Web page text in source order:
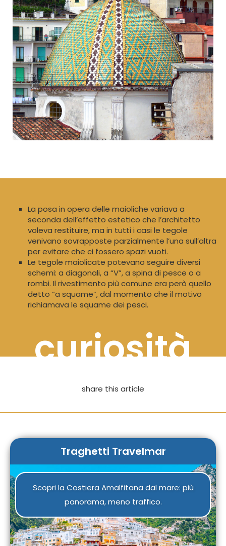
La posa in opera delle maioliche variava a
seconda dell’effetto estetico che l’architetto
voleva restituire, ma in tutti i casi le tegole
venivano sovrapposte parzialmente l’una sull’altra
per evitare che ci fossero spazi vuoti.
Le tegole maiolicate potevano seguire diversi
schemi: a diagonali, a “V”, a spina di pesce o a
rombi. Il rivestimento più comune era però quello
detto “a squame”, dal momento che il motivo
richiamava le squame dei pesci.
curiosità
share this article
Traghetti Travelmar
Scopri la Costiera Amalfitana dal mare: più
panorama, meno traffico.